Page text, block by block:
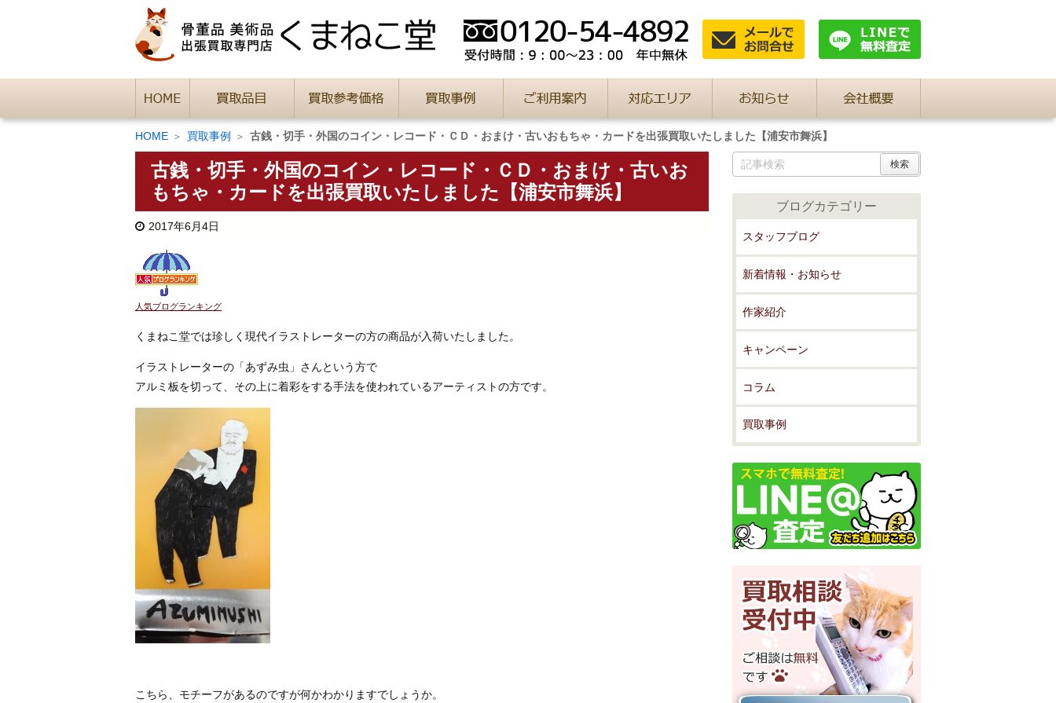
HOME 買取事例 古銭・切手・外国のコイン・レコード・ＣＤ・おまけ・古いおもちゃ・カードを出張買取いたしました【浦安市舞浜】
古銭・切手・外国のコイン・レコード・ＣＤ・おまけ・古いお
もちゃ・カードを出張買取いたしました【浦安市舞浜】
2017年6月4日
人気ブログランキング
くまねこ堂では珍しく現代イラストレーターの方の商品が入荷いたしました。
イラストレーターの「あずみ虫」さんという方で
アルミ板を切って、その上に着彩をする手法を使われているアーティストの方です。
こちら、モチーフがあるのですが何かわかりますでしょうか。
ブログカテゴリー
スタッフブログ
新着情報・お知らせ
作家紹介
キャンペーン
コラム
買取事例